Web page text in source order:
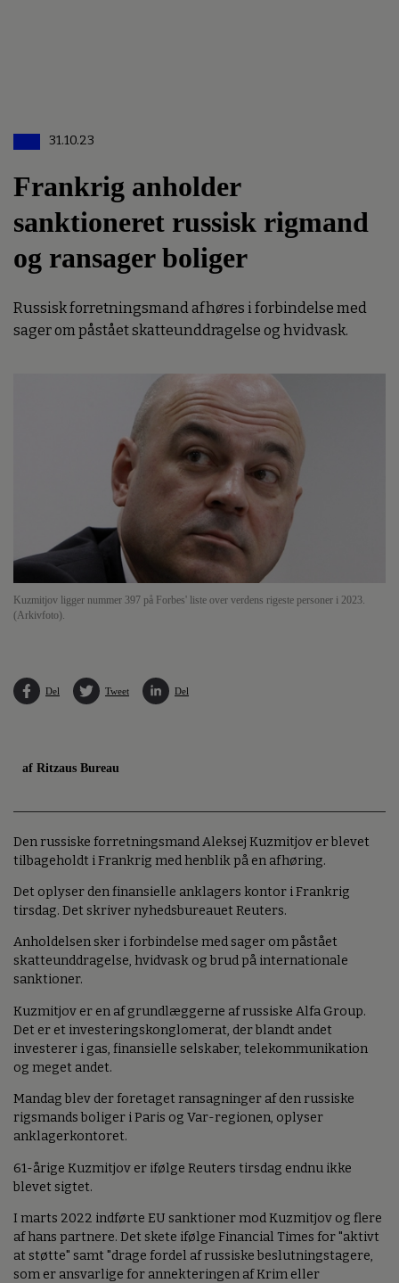
31.10.23
Frankrig anholder
sanktioneret russisk rigmand
og ransager boliger
Russisk forretningsmand afhøres i forbindelse med
sager om påstået skatteunddragelse og hvidvask.
Kuzmitjov ligger nummer 397 på Forbes' liste over verdens rigeste personer i 2023.
(Arkivfoto).
Del Tweet Del
af Ritzaus Bureau
Den russiske forretningsmand Aleksej Kuzmitjov er blevet
tilbageholdt i Frankrig med henblik på en afhøring.
Det oplyser den finansielle anklagers kontor i Frankrig
tirsdag. Det skriver nyhedsbureauet Reuters.
Anholdelsen sker i forbindelse med sager om påstået
skatteunddragelse, hvidvask og brud på internationale
sanktioner.
Kuzmitjov er en af grundlæggerne af russiske Alfa Group.
Det er et investeringskonglomerat, der blandt andet
investerer i gas, finansielle selskaber, telekommunikation
og meget andet.
Mandag blev der foretaget ransagninger af den russiske
rigsmands boliger i Paris og Var-regionen, oplyser
anklagerkontoret.
61-årige Kuzmitjov er ifølge Reuters tirsdag endnu ikke
blevet sigtet.
I marts 2022 indførte EU sanktioner mod Kuzmitjov og flere
af hans partnere. Det skete ifølge Financial Times for "aktivt
at støtte" samt "drage fordel af russiske beslutningstagere,
som er ansvarlige for annekteringen af Krim eller